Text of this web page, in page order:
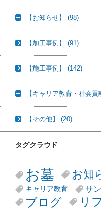
【お知らせ】 (98)
【加工事例】 (91)
【施工事例】 (142)
【キャリア教育・社会貢
【その他】 (20)
タグクラウド
お墓 お知
キャリア教育 サ
ブログ リ